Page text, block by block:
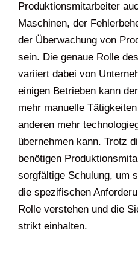
Produktionsmitarbeiter
Maschinen, der
der Überwachung von
sein. Die genaue Rolle
variiert dabei von
einigen Betrieben kann
mehr manuelle
anderen mehr
übernehmen kann. Trotz
benötigen
sorgfältige Schulung, um
die spezifischen
Rolle verstehen und die
strikt einhalten.